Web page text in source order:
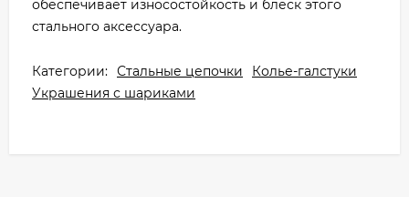
обеспечивает износостойкость и блеск этого
стального аксессуара.
Категории: Стальные цепочки
Колье-галстуки
Украшения с шариками